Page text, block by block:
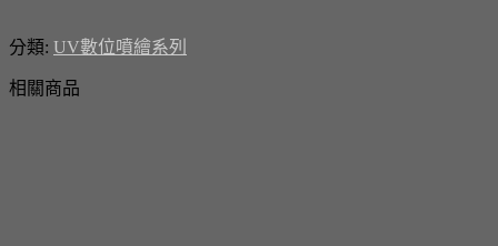
分類: UV數位噴繪系列
相關商品